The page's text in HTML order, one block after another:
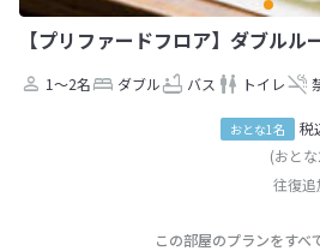
【プリファードフロア】ダブルル
1～2名 ダブル バス トイレ
おとな1名 税
(おと
往復
この部屋のプランをすべ